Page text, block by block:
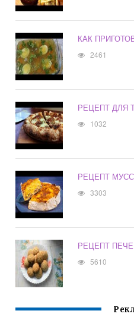
КАК
2461
РЕЦЕПТ ДЛЯ
1032
РЕЦЕПТ
3303
РЕЦЕПТ
5610